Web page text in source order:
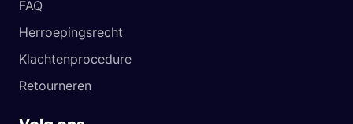
FAQ
Herroepingsrecht
Klachtenprocedure
Retourneren